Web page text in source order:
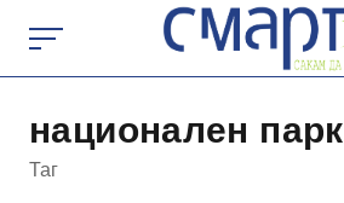
content
национален парк
Таг